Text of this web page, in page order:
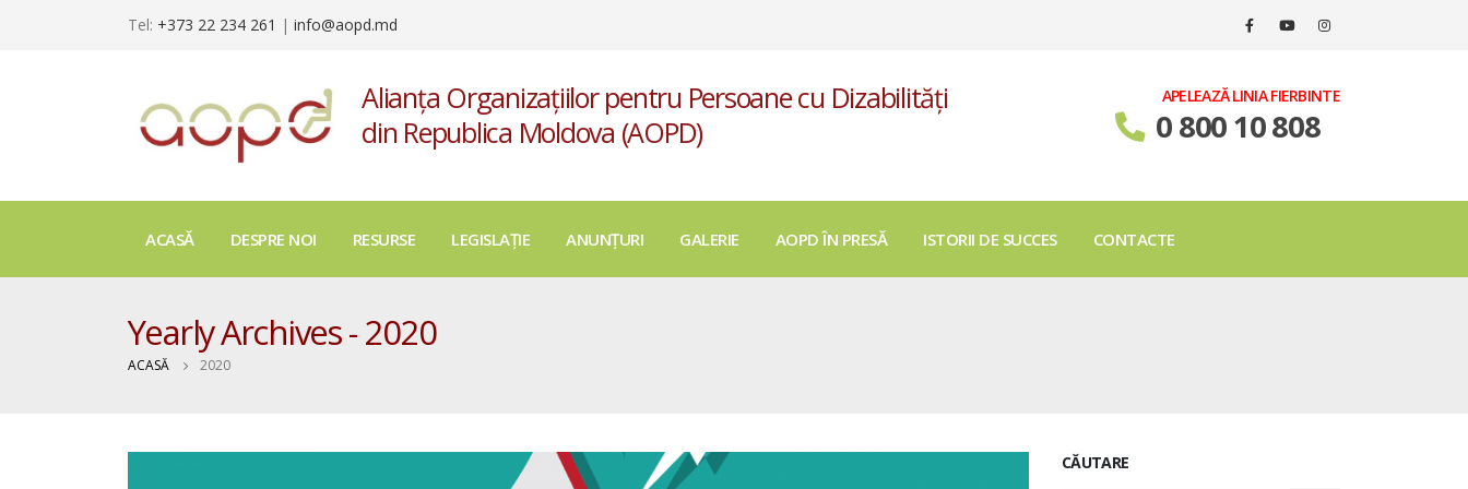
Tel: +373 22 234 261 | info@aopd.md
Alianța Organizațiilor pentru Persoane cu Dizabilități
din Republica Moldova (AOPD)
APELEAZĂ LINIA FIERBINTE
0 800 10 808
ACASĂ DESPRE NOI RESURSE LEGISLAȚIE ANUNȚURI GALERIE AOPD ÎN PRESĂ ISTORII DE SUCCES CONTACTE
Yearly Archives - 2020
ACASĂ 2020
CĂUTARE